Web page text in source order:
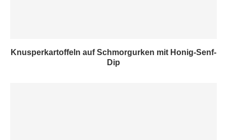
Knusperkartoffeln auf Schmorgurken mit Honig-Senf-
Dip